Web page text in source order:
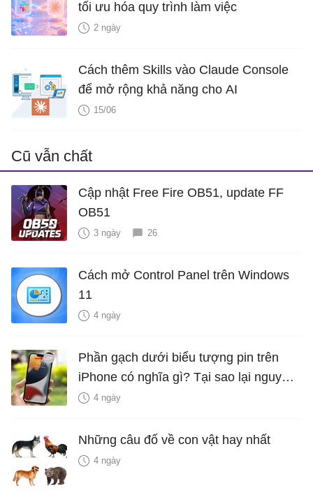
tối ưu hóa quy trình làm việc
2 ngày
Cách thêm Skills vào Claude Console
để mở rộng khả năng cho AI
15/06
Cũ vẫn chất
Cập nhật Free Fire OB51, update FF
OB51
3 ngày 26
Cách mở Control Panel trên Windows
11
4 ngày
Phần gạch dưới biểu tượng pin trên
iPhone có nghĩa gì? Tại sao lại nguy
hiểm?
4 ngày
Những câu đố về con vật hay nhất
4 ngày